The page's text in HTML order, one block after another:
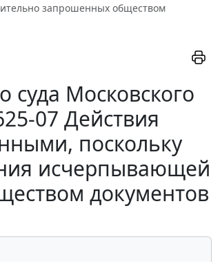
запрошенных обществом
суда Московского
07 Действия
поскольку
исчерпывающей
документов